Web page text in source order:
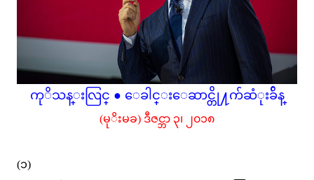
ကုိသန္းလြင္ ● ေခါင္းေဆာင္တို႔က်ဆံုးခ်ိန္
(မုိးမခ) ဒီဇင္ဘာ ၃၊ ၂၀၁၈
(၁)